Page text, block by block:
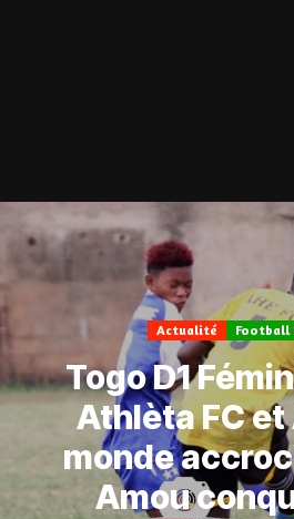
Actualité Football
Togo D1
Athlèta FC et
monde
Amou